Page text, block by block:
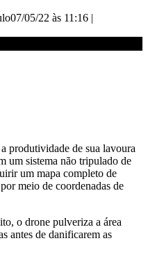
07/05/22 às 11:16 |
produtividade de sua lavoura
um sistema não tripulado de
um mapa completo de
meio de coordenadas de
o drone pulveriza a área
antes de danificarem as